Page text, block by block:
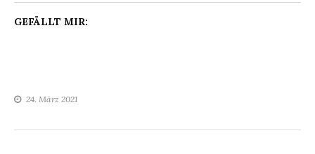
GEFÄLLT MIR:
24. März 2021